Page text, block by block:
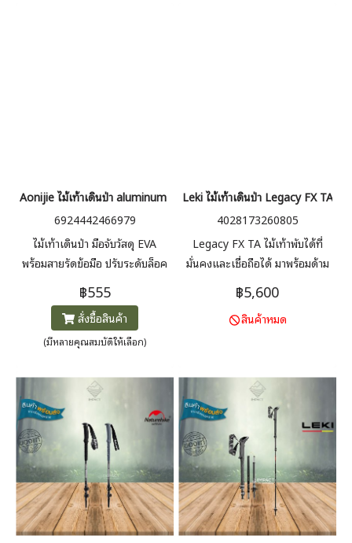
Aonijie ไม้เท้าเดินป่า aluminum trekking Pole
6924442466979
ไม้เท้าเดินป่า มือจับวัสดุ EVA
พร้อมสายรัดข้อมือ ปรับระดับล็อค
จากAluminum Alloy
฿555
สั่งซื้อสินค้า
(มีหลายคุณสมบัติให้เลือก)
Leki ไม้เท้าเดินป่า Legacy FX TA
4028173260805
Legacy FX TA ไม้เท้าพับได้ที่
มั่นคงและเชื่อถือได้ มาพร้อมด้าม
สรีรศาสตร์ มอบพื้นผิวโค้งมนเพื่อ
การลงเขาที่สบาย ด้วยระบบ
฿5,600
สินค้าหมด